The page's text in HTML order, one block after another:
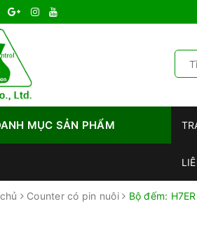
MỤC SẢN PHẨM
Counter có pin nuôi Bộ đếm: